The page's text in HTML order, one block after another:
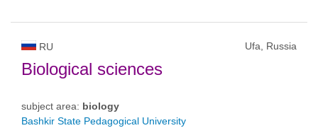
RU Ufa, Russia
Biological sciences
subject area: biology
Bashkir State Pedagogical University